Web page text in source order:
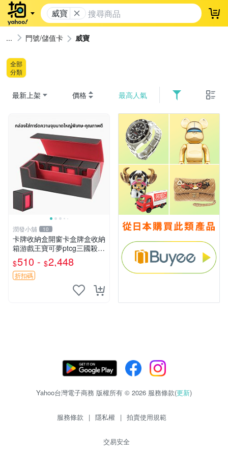
威寶 登
門號/儲值卡 威寶
全部
分類
最新上架 價格 最高人氣
潤發小舖 10
卡牌收納盒開窗卡盒牌盒收納
箱游戲王寶可夢ptcg三國殺海
賊王dtcg
$510 - $2,448
折扣碼
Yahoo台灣電子商務 版權所有 © 2026 服務條款(更新)
服務條款 | 隱私權 | 拍賣使用規範
交易安全